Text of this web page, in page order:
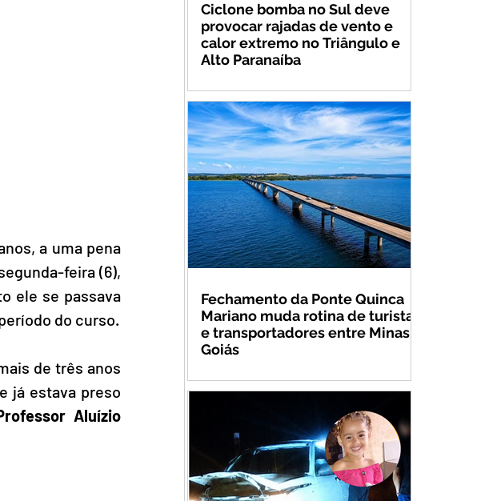
a uma pena
feira (6),
ele se passava
do curso.
de três anos
já estava preso
Aluízio
Ciclone bomba no Sul deve
provocar rajadas de vento e
calor extremo no Triângulo e
Alto Paranaíba
Fechamento da Ponte Quinca
Mariano muda rotina de turistas
e transportadores entre Minas e
Goiás